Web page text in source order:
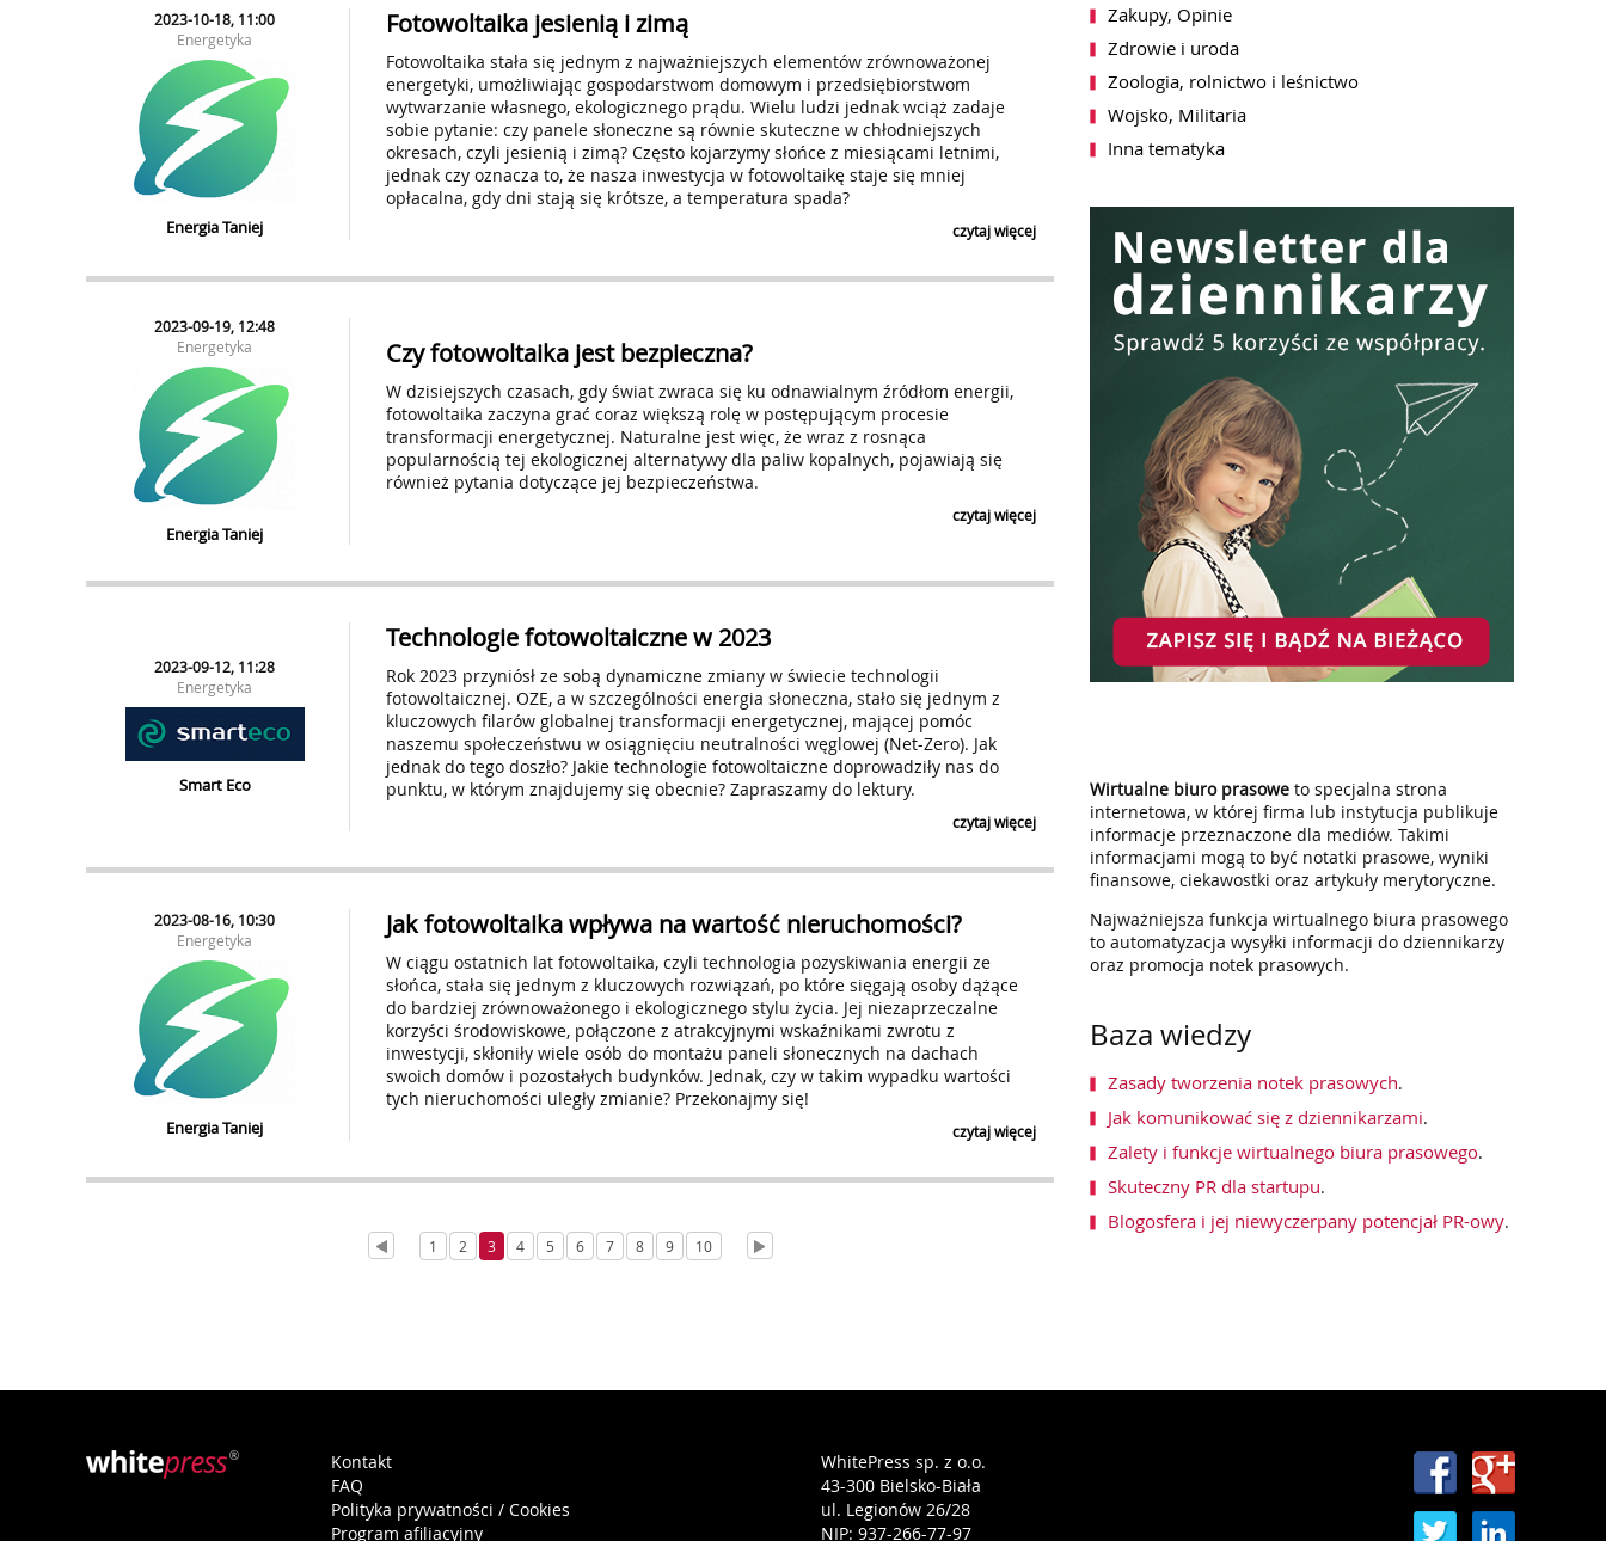
2023-10-18, 11:00
Energetyka
Energia Taniej
Fotowoltaika jesienią i zimą
Fotowoltaika stała się jednym z najważniejszych elementów zrównoważonej
energetyki, umożliwiając gospodarstwom domowym i przedsiębiorstwom
wytwarzanie własnego, ekologicznego prądu. Wielu ludzi jednak wciąż zadaje
sobie pytanie: czy panele słoneczne są równie skuteczne w chłodniejszych
okresach, czyli jesienią i zimą? Często kojarzymy słońce z miesiącami letnimi,
jednak czy oznacza to, że nasza inwestycja w fotowoltaikę staje się mniej
opłacalna, gdy dni stają się krótsze, a temperatura spada?
czytaj więcej
2023-09-19, 12:48
Energetyka
Energia Taniej
Czy fotowoltaika jest bezpieczna?
W dzisiejszych czasach, gdy świat zwraca się ku odnawialnym źródłom energii,
fotowoltaika zaczyna grać coraz większą rolę w postępującym procesie
transformacji energetycznej. Naturalne jest więc, że wraz z rosnąca
popularnością tej ekologicznej alternatywy dla paliw kopalnych, pojawiają się
również pytania dotyczące jej bezpieczeństwa.
czytaj więcej
2023-09-12, 11:28
Energetyka
Smart Eco
Technologie fotowoltaiczne w 2023
Rok 2023 przyniósł ze sobą dynamiczne zmiany w świecie technologii
fotowoltaicznej. OZE, a w szczególności energia słoneczna, stało się jednym z
kluczowych filarów globalnej transformacji energetycznej, mającej pomóc
naszemu społeczeństwu w osiągnięciu neutralności węglowej (Net-Zero). Jak
jednak do tego doszło? Jakie technologie fotowoltaiczne doprowadziły nas do
punktu, w którym znajdujemy się obecnie? Zapraszamy do lektury.
czytaj więcej
2023-08-16, 10:30
Energetyka
Energia Taniej
Jak fotowoltaika wpływa na wartość nieruchomości?
W ciągu ostatnich lat fotowoltaika, czyli technologia pozyskiwania energii ze
słońca, stała się jednym z kluczowych rozwiązań, po które sięgają osoby dążące
do bardziej zrównoważonego i ekologicznego stylu życia. Jej niezaprzeczalne
korzyści środowiskowe, połączone z atrakcyjnymi wskaźnikami zwrotu z
inwestycji, skłoniły wiele osób do montażu paneli słonecznych na dachach
swoich domów i pozostałych budynków. Jednak, czy w takim wypadku wartości
tych nieruchomości uległy zmianie? Przekonajmy się!
czytaj więcej
1 2 3 4 5 6 7 8 9 10
Zakupy, Opinie
Zdrowie i uroda
Zoologia, rolnictwo i leśnictwo
Wojsko, Militaria
Inna tematyka
Wirtualne biuro prasowe to specjalna strona
internetowa, w której firma lub instytucja publikuje
informacje przeznaczone dla mediów. Takimi
informacjami mogą to być notatki prasowe, wyniki
finansowe, ciekawostki oraz artykuły merytoryczne.
Najważniejsza funkcja wirtualnego biura prasowego
to automatyzacja wysyłki informacji do dziennikarzy
oraz promocja notek prasowych.
Baza wiedzy
Zasady tworzenia notek prasowych.
Jak komunikować się z dziennikarzami.
Zalety i funkcje wirtualnego biura prasowego.
Skuteczny PR dla startupu.
Blogosfera i jej niewyczerpany potencjał PR-owy.
Kontakt
FAQ
Polityka prywatności / Cookies
Program afiliacyjny
WhitePress sp. z o.o.
43-300 Bielsko-Biała
ul. Legionów 26/28
NIP: 937-266-77-97